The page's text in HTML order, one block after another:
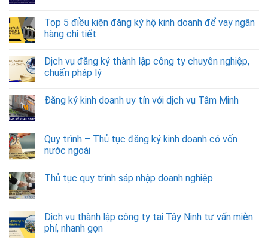
Top 5 điều kiện đăng ký hộ kinh doanh để vay ngân
hàng chi tiết
Dịch vụ đăng ký thành lập công ty chuyên nghiệp,
chuẩn pháp lý
Đăng ký kinh doanh uy tín với dịch vụ Tâm Minh
Quy trình – Thủ tục đăng ký kinh doanh có vốn
nước ngoài
Thủ tục quy trình sáp nhập doanh nghiệp
Dịch vụ thành lập công ty tại Tây Ninh tư vấn miễn
phí, nhanh gọn